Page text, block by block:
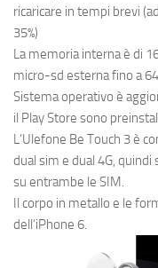
ricaricare in tempi brevi
35%)
La memoria interna è di
micro-sd esterna fino a
Sistema operativo è
il Play Store sono
L’Ulefone Be Touch 3 è
dual sim e dual 4G,
su entrambe le SIM.
Il corpo in metallo e le
dell’iPhone 6.